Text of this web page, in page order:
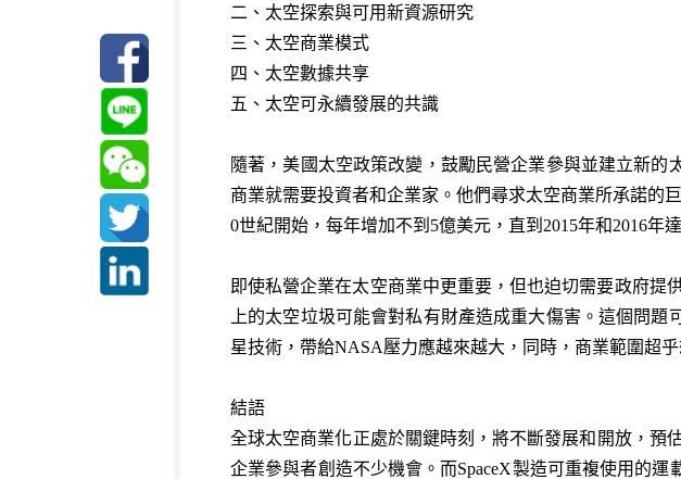
二、太空探索與可用新資源研究
三、太空商業模式
四、太空數據共享
五、太空可永續發展的共識
隨著，美國太空政策改變，鼓勵民營企業參與並建立新
商業就需要投資者和企業家。他們尋求太空商業所承諾的
0世紀開始，每年增加不到5億美元，直到2015年和2016年
即使私營企業在太空商業中更重要，但也迫切需要政府
上的太空垃圾可能會對私有財產造成重大傷害。這個問
星技術，帶給NASA壓力應越來越大，同時，商業範圍超
結語
全球太空商業化正處於關鍵時刻，將不斷發展和開放，預
企業參與者創造不少機會。而SpaceX製造可重複使用的